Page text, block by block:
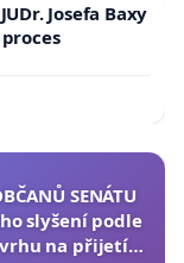
Josefa Baxy
SENÁTU
slyšení podle
na přijetí